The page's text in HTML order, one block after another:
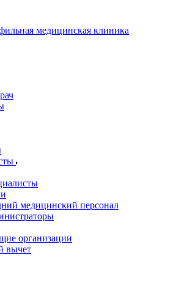
медицинский персонал
организации
вычет